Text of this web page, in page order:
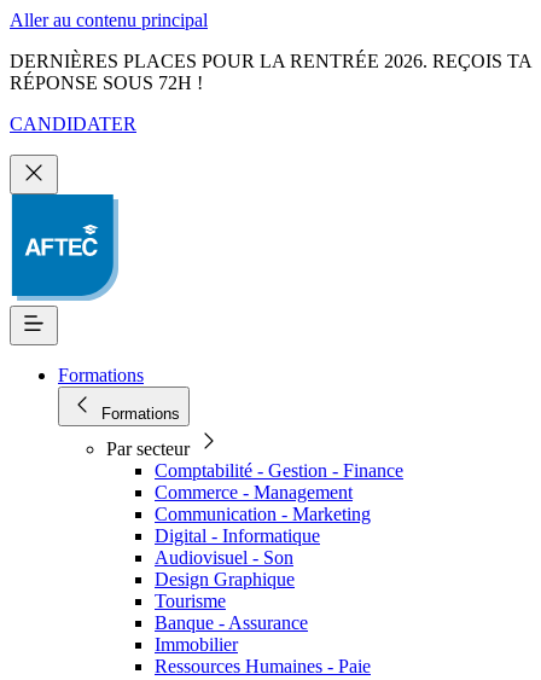
Aller au contenu principal
DERNIÈRES PLACES POUR LA RENTRÉE 2026. REÇOIS TA
RÉPONSE SOUS 72H !
CANDIDATER
Formations
Formations
Par secteur
Comptabilité - Gestion - Finance
Commerce - Management
Communication - Marketing
Digital - Informatique
Audiovisuel - Son
Design Graphique
Tourisme
Banque - Assurance
Immobilier
Ressources Humaines - Paie